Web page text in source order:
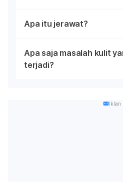
Apa itu jerawat?
Apa saja masalah kulit
terjadi?
Iklan